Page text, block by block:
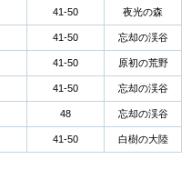
41-50 夜光の森
41-50 忘却の渓谷
41-50 原初の荒野
41-50 忘却の渓谷
48 忘却の渓谷
41-50 白樹の大陸